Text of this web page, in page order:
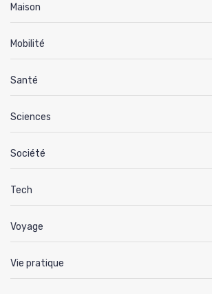
Maison
Mobilité
Santé
Sciences
Société
Tech
Voyage
Vie pratique